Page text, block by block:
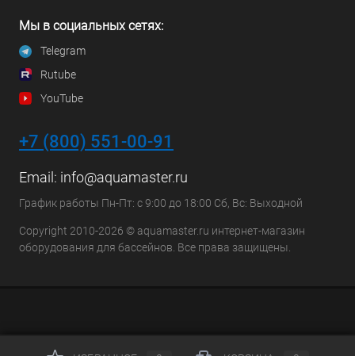
Мы в социальных сетях:
Telegram
Rutube
YouTube
+7 (800) 551-00-91
Email: info@aquamaster.ru
График работы Пн-Пт: с 9:00 до 18:00 Сб, Вс: Выходной
Copyright 2010-2026 © aquamaster.ru интернет-магазин
оборудования для бассейнов. Все права защищены.